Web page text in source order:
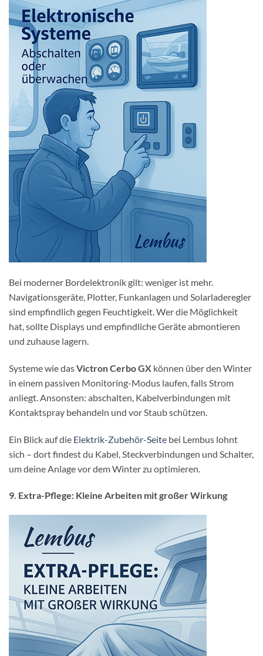
Bei moderner Bordelektronik gilt: weniger ist mehr.
Navigationsgeräte, Plotter, Funkanlagen und Solarladeregler
sind empfindlich gegen Feuchtigkeit. Wer die Möglichkeit
hat, sollte Displays und empfindliche Geräte abmontieren
und zuhause lagern.
Systeme wie dasVictron Cerbo GX können über den Winter
in einem passiven Monitoring-Modus laufen, falls Strom
anliegt. Ansonsten: abschalten, Kabelverbindungen mit
Kontaktspray behandeln und vor Staub schützen.
Ein Blick auf die Elektrik-Zubehör-Seite bei Lembus lohnt
sich – dort findest du Kabel, Steckverbindungen und Schalter,
um deine Anlage vor dem Winter zu optimieren.
9. Extra-Pflege: Kleine Arbeiten mit großer Wirkung